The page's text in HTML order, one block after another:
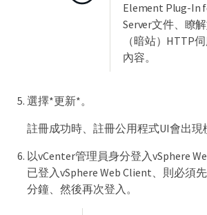
Element Plug-In
Server文件、瞭
（暗站）HTTP
內容。
選擇*更新*。
註冊成功時、註冊公用程式UI會出現
以vCenter管理員身分登入vSphere
已登入vSphere Web Client、則必須
分鐘、然後再次登入。